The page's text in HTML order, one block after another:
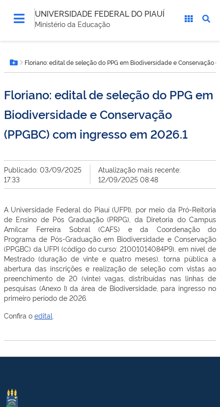
UNIVERSIDADE FEDERAL DO PIAUÍ
Ministério da Educação
está
aqui:Botão Menu
Floriano: edital de seleção do PPG em Biodiversidade e Conservação
Floriano: edital de seleção do PPG em
Biodiversidade e Conservação
(PPGBC) com ingresso em 2026.1
Publicado: 03/09/2025
17:33
Atualização mais recente:
12/09/2025 08:48
A Universidade Federal do Piauí (UFPI), por meio da Pró-Reitoria
de Ensino de Pós Graduação (PRPG), da Diretoria do Campus
Amílcar Ferreira Sobral (CAFS) e da Coordenação do
Programa de Pós-Graduação em Biodiversidade e Conservação
(PPGBC) da UFPI (código do curso: 21001014084P9), em nível de
Mestrado (duração de vinte e quatro meses), torna pública a
abertura das inscrições e realização de seleção com vistas ao
preenchimento de 20 (vinte) vagas, distribuídas nas linhas de
pesquisas (Anexo I) da área de Biodiversidade, para ingresso no
primeiro período de 2026.
Confira o edital